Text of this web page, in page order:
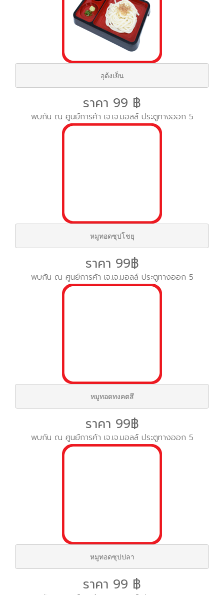
อุด้งเย็น
ราคา 99 ฿
พบกัน ณ ศูนย์การค้า เจ.เจ.มอลล์ ประตูทางออก 5
หมูทอดซุปโชยุ
ราคา 99฿
พบกัน ณ ศูนย์การค้า เจ.เจ.มอลล์ ประตูทางออก 5
หมูทอดทงคตสึ
ราคา 99฿
พบกัน ณ ศูนย์การค้า เจ.เจ.มอลล์ ประตูทางออก 5
หมูทอดซุปปลา
ราคา 99 ฿